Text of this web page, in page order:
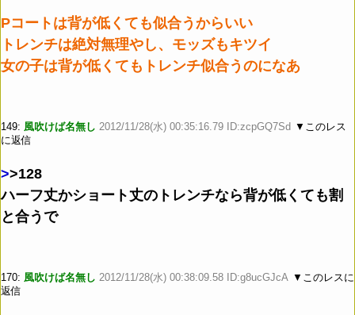
Pコートは背が低くても似合うからいい
トレンチは絶対無理やし、モッズもキツイ
女の子は背が低くてもトレンチ似合うのになあ
149: 風吹けば名無し 2012/11/28(水) 00:35:16.79 ID:zcpGQ7Sd ▼このレス
に返信
>>128
ハーフ丈かショート丈のトレンチなら背が低くても割
と合うで
170: 風吹けば名無し 2012/11/28(水) 00:38:09.58 ID:g8ucGJcA ▼このレスに
返信